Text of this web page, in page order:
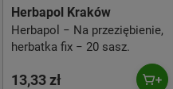
Herbapol Kraków
Herbapol − Na przeziębienie,
herbatka fix − 20 sasz.
13,33 zł